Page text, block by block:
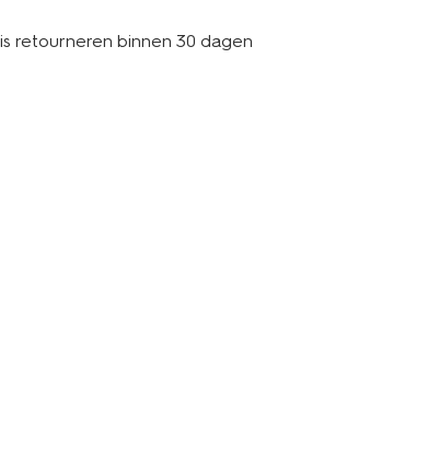
retourneren binnen 30 dagen